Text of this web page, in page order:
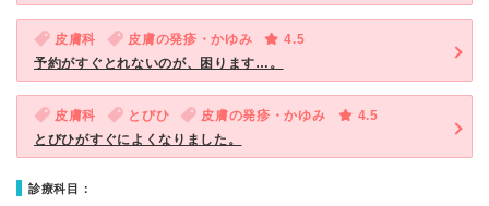
皮膚科 皮膚の発疹・かゆみ
4.5
予約がすぐとれないのが、困ります…。
皮膚科 とびひ 皮膚の発疹・かゆみ
4.5
とびひがすぐによくなりました。
診療科目：